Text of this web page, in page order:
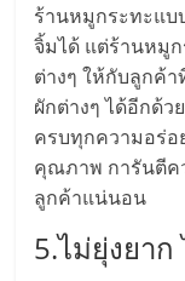
รวม
แฟ
รน
ไชส์
ร้านหมูกระทะแบ
จิ้มได้ แต่ร้านหมู
ต่างๆ ให้กับลูกค้
ผักต่างๆ ได้อีกด้
ครบทุกความอร่อ
คุณภาพ การันตีค
ลูกค้าแน่นอน
5.ไม่ยุ่งยาก